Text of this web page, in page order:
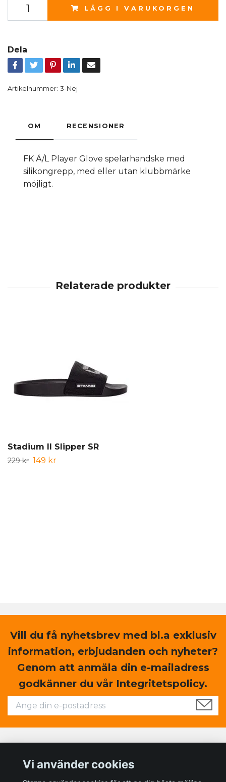
LÄGG I VARUKORGEN
Dela
Artikelnummer: 3-Nej
OM RECENSIONER
FK Ä/L Player Glove spelarhandske med
silikongrepp, med eller utan klubbmärke
möjligt.
Stadium II Slipper SR
229 kr 149 kr
Vill du få nyhetsbrev med bl.a exklusiv
information, erbjudanden och nyheter?
Genom att anmäla din e-mailadress
godkänner du vår Integritetspolicy.
Vi använder cookies